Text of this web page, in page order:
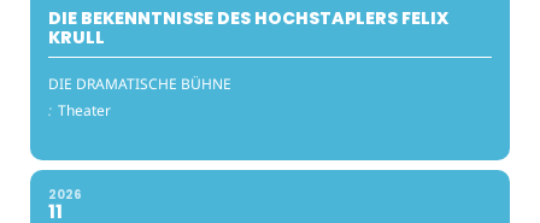
DIE BEKENNTNISSE DES HOCHSTAPLERS FELIX
KRULL
DIE DRAMATISCHE BÜHNE
: Theater
2026
11